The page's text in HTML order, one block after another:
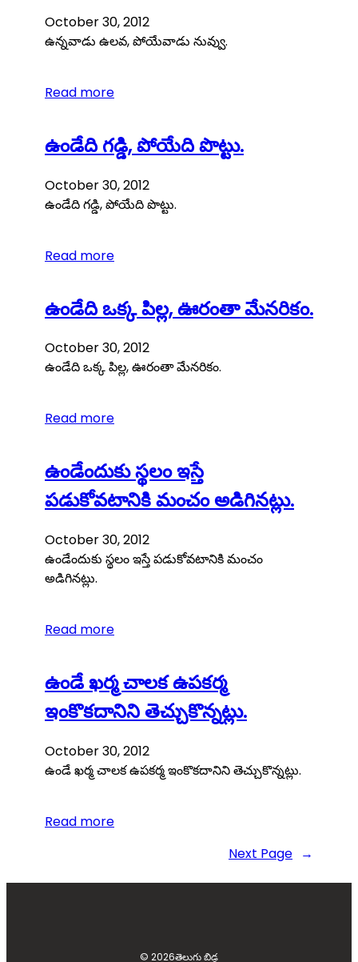
October 30, 2012
ఉన్నవాడు ఉలవ, పోయేవాడు నువ్వు.
Read more
ఉండేది గడ్డి, పోయేది పొట్టు.
October 30, 2012
ఉండేది గడ్డి, పోయేది పొట్టు.
Read more
ఉండేది ఒక్క పిల్ల, ఊరంతా మేనరికం.
October 30, 2012
ఉండేది ఒక్క పిల్ల, ఊరంతా మేనరికం.
Read more
ఉండేందుకు స్థలం ఇస్తే
పడుకోవటానికి మంచం అడిగినట్లు.
October 30, 2012
ఉండేందుకు స్థలం ఇస్తే పడుకోవటానికి మంచం
అడిగినట్లు.
Read more
ఉండే ఖర్మ చాలక ఉపకర్మ
ఇంకొకదానిని తెచ్చుకొన్నట్లు.
October 30, 2012
ఉండే ఖర్మ చాలక ఉపకర్మ ఇంకొకదానిని తెచ్చుకొన్నట్లు.
Read more
Next Page →
© 2026తెలుగు బిడ్డ